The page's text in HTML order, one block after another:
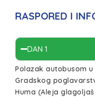
RASPORED I
DAN 1
Polazak autobusom
Gradskog
Huma (Aleja